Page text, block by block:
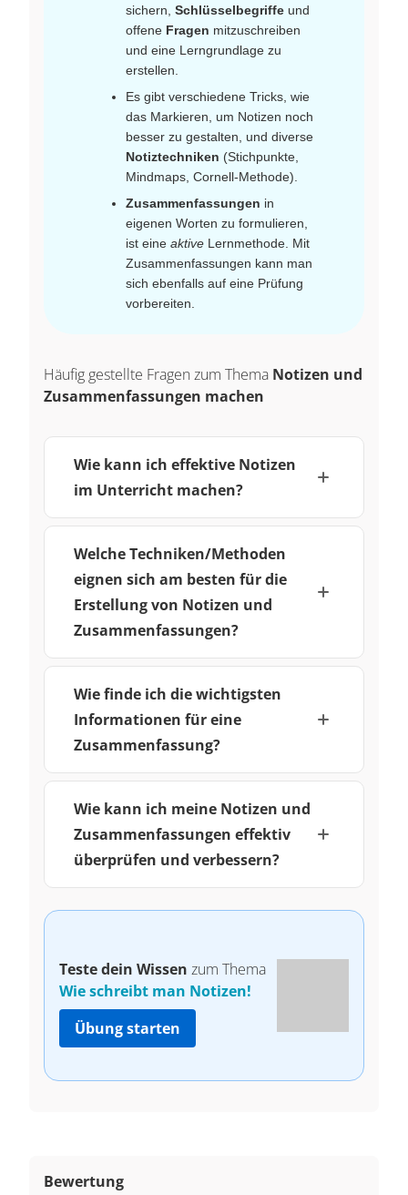
sichern, Schlüsselbegriffe und
offene Fragen mitzuschreiben
und eine Lerngrundlage zu
erstellen.
Es gibt verschiedene Tricks, wie
das Markieren, um Notizen noch
besser zu gestalten, und diverse
Notiztechniken (Stichpunkte,
Mindmaps, Cornell‑Methode).
Zusammenfassungen in
eigenen Worten zu formulieren,
ist eine aktive Lernmethode. Mit
Zusammenfassungen kann man
sich ebenfalls auf eine Prüfung
vorbereiten.
Häufig gestellte Fragen zum Thema Notizen und
Zusammenfassungen machen
Wie kann ich effektive Notizen
im Unterricht machen?
Welche Techniken/Methoden
eignen sich am besten für die
Erstellung von Notizen und
Zusammenfassungen?
Wie finde ich die wichtigsten
Informationen für eine
Zusammenfassung?
Wie kann ich meine Notizen und
Zusammenfassungen effektiv
überprüfen und verbessern?
Teste dein Wissen zum Thema
Wie schreibt man Notizen!
Übung starten
Bewertung